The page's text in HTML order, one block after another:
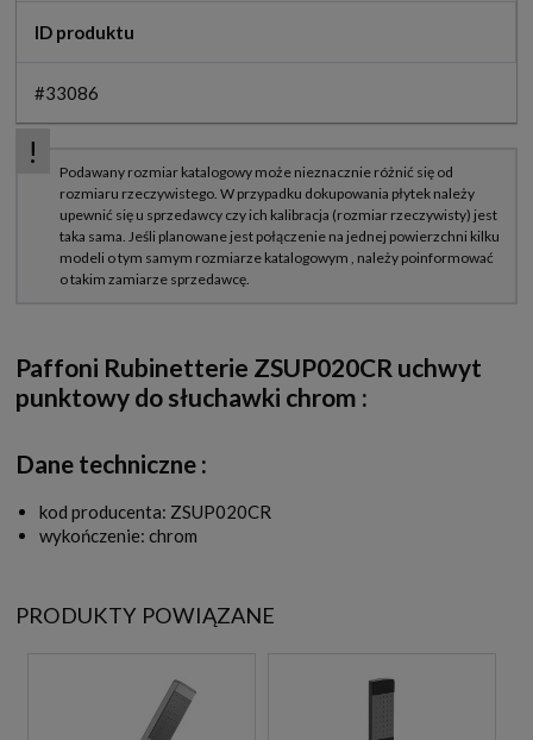
ID produktu
#33086
Paffoni Rubinetterie ZSUP020CR uchwyt
punktowy do słuchawki chrom :
Dane techniczne :
kod producenta: ZSUP020CR
wykończenie: chrom
PRODUKTY POWIĄZANE